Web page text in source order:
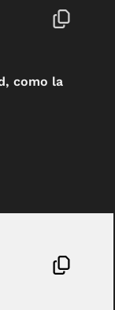
como la